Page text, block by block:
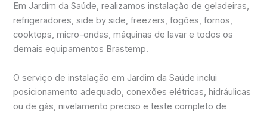
Em Jardim da Saúde, realizamos instalação de geladeiras,
refrigeradores, side by side, freezers, fogões, fornos,
cooktops, micro-ondas, máquinas de lavar e todos os
demais equipamentos Brastemp.
O serviço de instalação em Jardim da Saúde inclui
posicionamento adequado, conexões elétricas, hidráulicas
ou de gás, nivelamento preciso e teste completo de